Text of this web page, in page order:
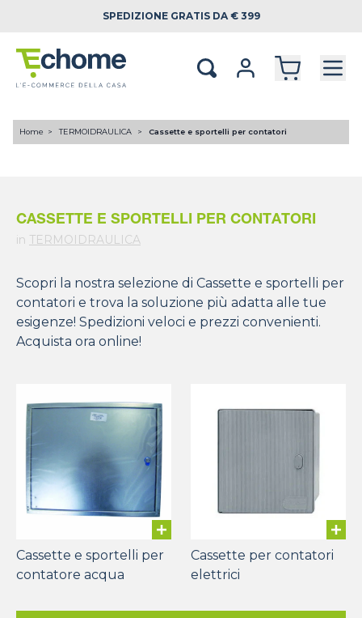
SPEDIZIONE GRATIS DA € 399
Home TERMOIDRAULICA Cassette e sportelli per contatori
CASSETTE E SPORTELLI PER CONTATORI
in TERMOIDRAULICA
Scopri la nostra selezione di Cassette e sportelli per
contatori e trova la soluzione più adatta alle tue
esigenze! Spedizioni veloci e prezzi convenienti.
Acquista ora online!
Cassette e sportelli per
contatore acqua
Cassette per contatori
elettrici